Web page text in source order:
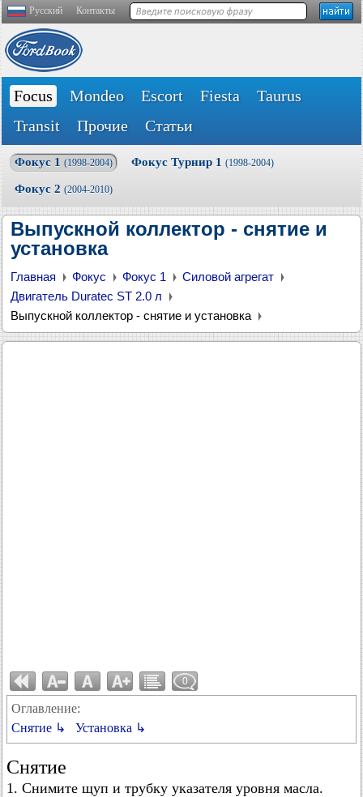
Русский Контакты
Focus Mondeo Escort Fiesta
Taurus
Transit
Прочие Статьи
Фокус 1 (1998-2004) Фокус Турнир 1 (1998-2004)
Фокус 2 (2004-2010)
Выпускной коллектор - снятие и
установка
Главная Фокус Фокус 1
Силовой агрегат
Двигатель Duratec ST 2.0 л
Выпускной коллектор - снятие и установка
0
Оглавление:
Снятие ↳
Установка ↳
Снятие
1. Снимите щуп и трубку указателя уровня масла.